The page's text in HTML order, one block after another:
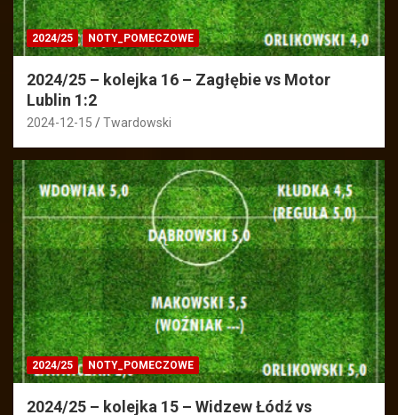
2024/25 NOTY_POMECZOWE
2024/25 – kolejka 16 – Zagłębie vs Motor
Lublin 1:2
2024-12-15 Twardowski
2024/25 NOTY_POMECZOWE
2024/25 – kolejka 15 – Widzew Łódź vs